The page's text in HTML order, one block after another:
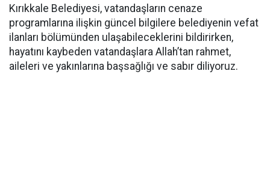
Kırıkkale Belediyesi, vatandaşların cenaze
programlarına ilişkin güncel bilgilere belediyenin vefat
ilanları bölümünden ulaşabileceklerini bildirirken,
hayatını kaybeden vatandaşlara Allah’tan rahmet,
aileleri ve yakınlarına başsağlığı ve sabır diliyoruz.